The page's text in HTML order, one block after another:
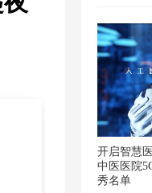
开启智慧
中医医院
秀名单